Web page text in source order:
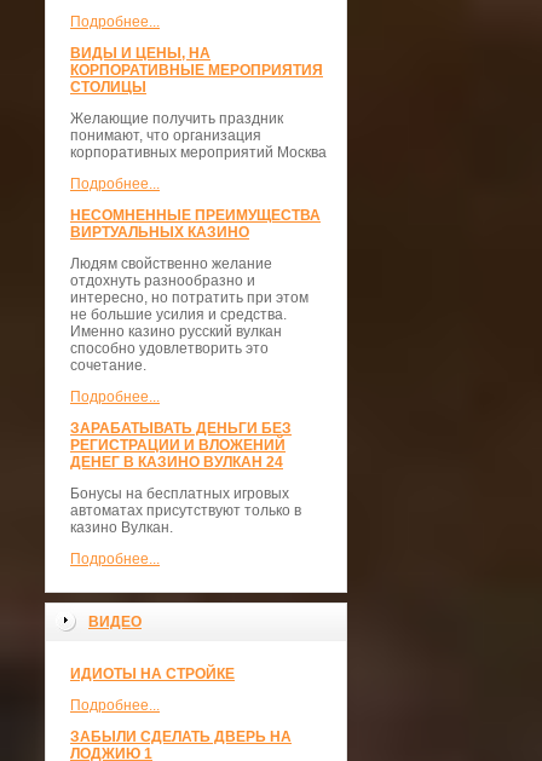
Подробнее...
ВИДЫ И ЦЕНЫ, НА
КОРПОРАТИВНЫЕ МЕРОПРИЯТИЯ
СТОЛИЦЫ
Желающие получить праздник
понимают, что организация
корпоративных мероприятий Москва
Подробнее...
НЕСОМНЕННЫЕ ПРЕИМУЩЕСТВА
ВИРТУАЛЬНЫХ КАЗИНО
Людям свойственно желание
отдохнуть разнообразно и
интересно, но потратить при этом
не большие усилия и средства.
Именно казино русский вулкан
способно удовлетворить это
сочетание.
Подробнее...
ЗАРАБАТЫВАТЬ ДЕНЬГИ БЕЗ
РЕГИСТРАЦИИ И ВЛОЖЕНИЙ
ДЕНЕГ В КАЗИНО ВУЛКАН 24
Бонусы на бесплатных игровых
автоматах присутствуют только в
казино Вулкан.
Подробнее...
ВИДЕО
ИДИОТЫ НА СТРОЙКЕ
Подробнее...
ЗАБЫЛИ СДЕЛАТЬ ДВЕРЬ НА
ЛОДЖИЮ 1